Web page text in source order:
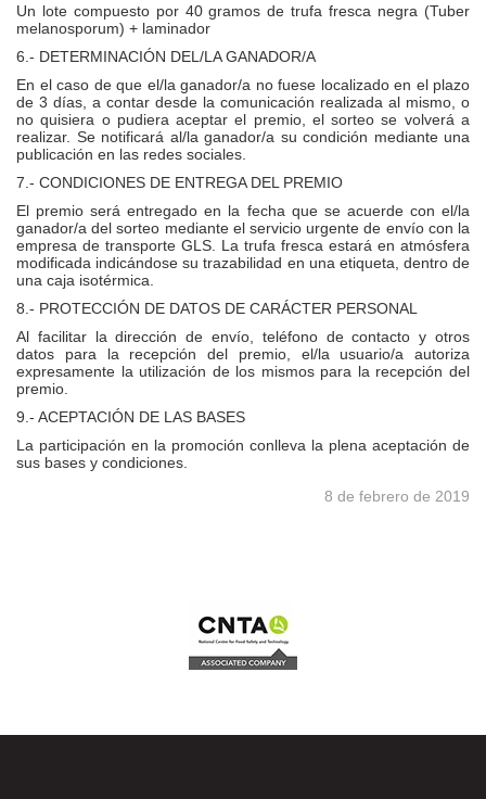
Un lote compuesto por 40 gramos de trufa fresca negra (Tuber
melanosporum) + laminador
6.- DETERMINACIÓN DEL/LA GANADOR/A
En el caso de que el/la ganador/a no fuese localizado en el plazo
de 3 días, a contar desde la comunicación realizada al mismo, o
no quisiera o pudiera aceptar el premio, el sorteo se volverá a
realizar. Se notificará al/la ganador/a su condición mediante una
publicación en las redes sociales.
7.- CONDICIONES DE ENTREGA DEL PREMIO
El premio será entregado en la fecha que se acuerde con el/la
ganador/a del sorteo mediante el servicio urgente de envío con la
empresa de transporte GLS. La trufa fresca estará en atmósfera
modificada indicándose su trazabilidad en una etiqueta, dentro de
una caja isotérmica.
8.- PROTECCIÓN DE DATOS DE CARÁCTER PERSONAL
Al facilitar la dirección de envío, teléfono de contacto y otros
datos para la recepción del premio, el/la usuario/a autoriza
expresamente la utilización de los mismos para la recepción del
premio.
9.- ACEPTACIÓN DE LAS BASES
La participación en la promoción conlleva la plena aceptación de
sus bases y condiciones.
8 de febrero de 2019